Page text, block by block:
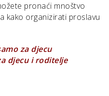
pronaći mnoštvo
kako organizirati proslavu
za djecu
djecu i roditelje